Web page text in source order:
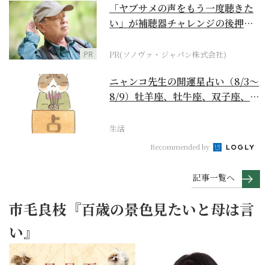
PR
「ヤブサメの声をもう一度聴きた
い」が補聴器チャレンジの後押し
PR(ソノヴァ・ジャパン株式会社)
ニャンコ先生の開運星占い（8/3～
8/9）牡羊座、牡牛座、双子座、蟹
生活
Recommended by
記事一覧へ
市毛良枝『百歳の景色見たいと母は言
い』